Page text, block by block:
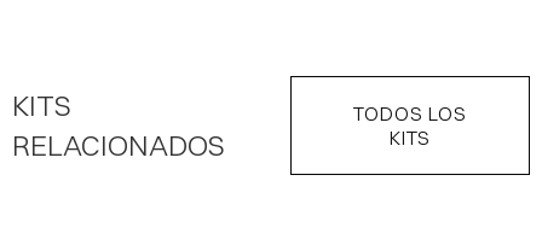
KITS
RELACIONADOS
TODOS LOS
KITS